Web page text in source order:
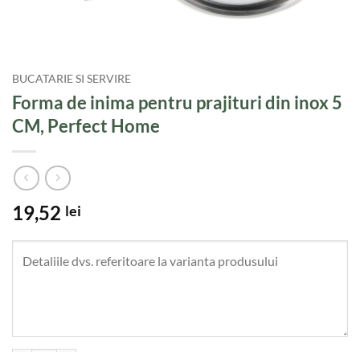
BUCATARIE SI SERVIRE
Forma de inima pentru prajituri din inox 5
CM, Perfect Home
19,52 lei